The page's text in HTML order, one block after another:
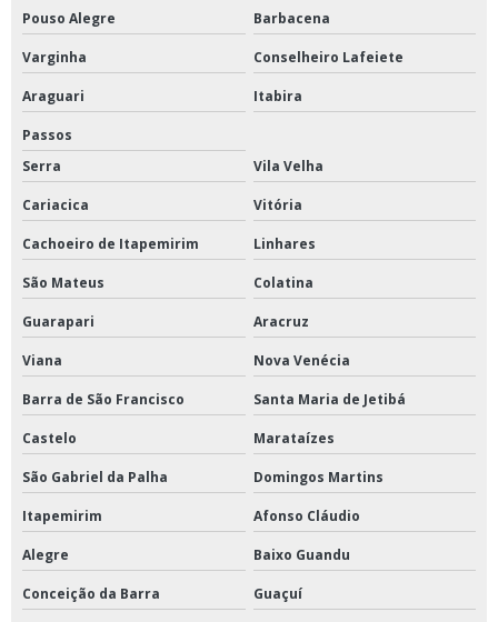
Concentradores de amostras
Estufa a vácuo
Estufa de esterilização
Estufa de esterilização e secagem para laboratório
Estufa de esterilização hospitalar
Estufa para secagem de amostras
Evaporador a vácuo
Evaporador para laboratório
Homogeneizador de amostras tipo stomacher
Homogeneizador em v
Homogeneizador em y
Pouso Alegre Barbacena
Varginha Conselheiro Lafeiete
Araguari Itabira
Passos
Serra
Vila Velha
Cariacica Vitória
Cachoeiro de Itapemirim Linhares
São Mateus Colatina
Guarapari Aracruz
Viana Nova Venécia
Barra de São Francisco Santa Maria de Jetibá
Castelo Marataízes
São Gabriel da Palha Domingos Martins
Itapemirim Afonso Cláudio
Alegre Baixo Guandu
Conceição da Barra Guaçuí